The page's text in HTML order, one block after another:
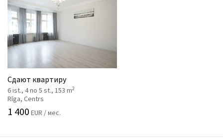
Сдают квартиру
6 ist., 4 no 5 st., 153 m2
Rīga, Centrs
1 400 EUR / мес.